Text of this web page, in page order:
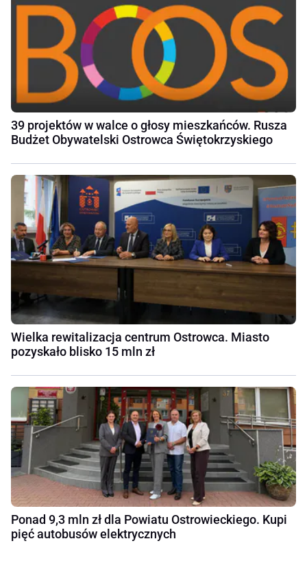
39 projektów w walce o głosy mieszkańców. Rusza
Budżet Obywatelski Ostrowca Świętokrzyskiego
Wielka rewitalizacja centrum Ostrowca. Miasto
pozyskało blisko 15 mln zł
Ponad 9,3 mln zł dla Powiatu Ostrowieckiego. Kupi
pięć autobusów elektrycznych